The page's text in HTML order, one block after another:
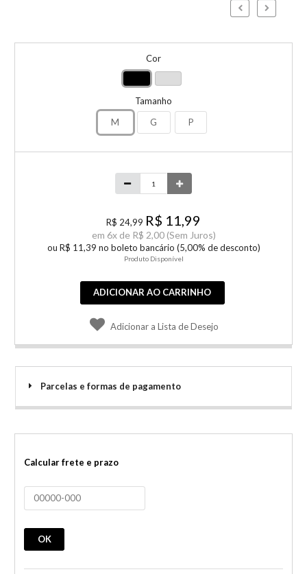
Cor
Tamanho
M
G P
R$ 24,99 R$ 11,99
em 6x de R$ 2,00(Sem Juros)
ou R$ 11,39 no boleto bancário (5,00% de desconto)
Produto Disponível
ADICIONAR AO CARRINHO
Adicionar a Lista de Desejo
Parcelas e formas de pagamento
Calcular frete e prazo
OK